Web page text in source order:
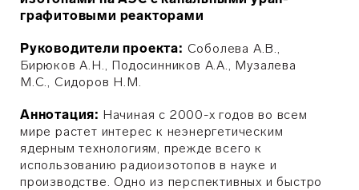
графитовыми реакторами
Руководители проекта: Соболева А.В.,
Бирюков А.Н., Подосинников А.А., Музалева
М.С., Сидоров Н.М.
Аннотация: Начиная с 2000-х годов во всем
мире растет интерес к неэнергетическим
ядерным технологиям, прежде всего к
использованию радиоизотопов в науке и
производстве. Одно из перспективных и быстро